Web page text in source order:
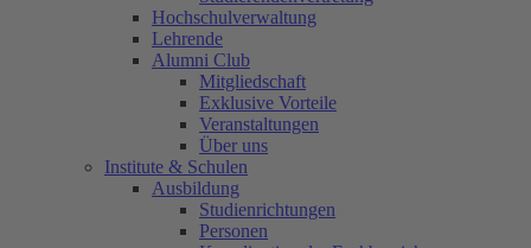
Hochschulverwaltung
Lehrende
Alumni Club
Mitgliedschaft
Exklusive Vorteile
Veranstaltungen
Über uns
Institute & Schulen
Ausbildung
Studienrichtungen
Personen